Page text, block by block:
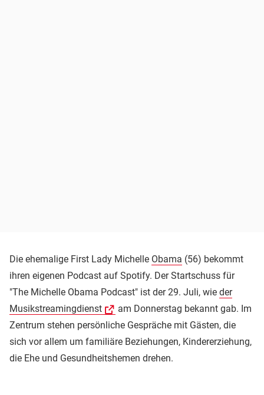
Die ehemalige First Lady Michelle Obama (56) bekommt
ihren eigenen Podcast auf Spotify. Der Startschuss für
"The Michelle Obama Podcast" ist der 29. Juli, wie der
Musikstreamingdienst
am Donnerstag bekannt gab. Im
Zentrum stehen persönliche Gespräche mit Gästen, die
sich vor allem um familiäre Beziehungen, Kindererziehung,
die Ehe und Gesundheitshemen drehen.